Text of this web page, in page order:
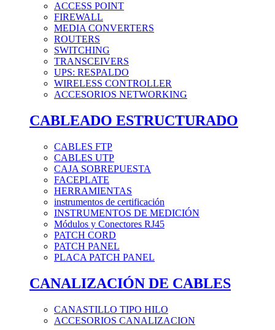
ACCESS POINT
FIREWALL
MEDIA CONVERTERS
ROUTERS
SWITCHING
TRANSCEIVERS
UPS: RESPALDO
WIRELESS CONTROLLER
ACCESORIOS NETWORKING
CABLEADO ESTRUCTURADO
CABLES FTP
CABLES UTP
CAJA SOBREPUESTA
FACEPLATE
HERRAMIENTAS
instrumentos de certificación
INSTRUMENTOS DE MEDICIÓN
Módulos y Conectores RJ45
PATCH CORD
PATCH PANEL
PLACA PATCH PANEL
CANALIZACIÓN DE CABLES
CANASTILLO TIPO HILO
ACCESORIOS CANALIZACION